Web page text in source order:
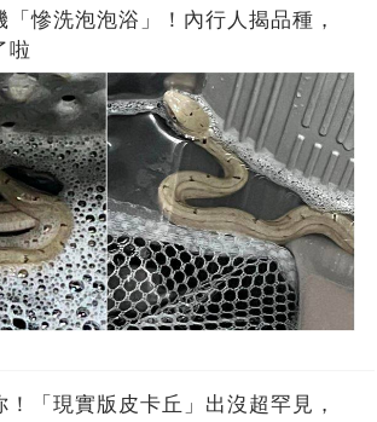
慘洗泡泡浴」！內行人揭品種，
啦
「現實版皮卡丘」出沒超罕見，